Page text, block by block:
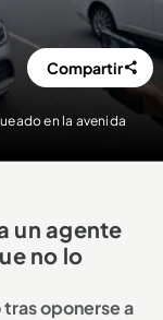
en la avenida
Compartir
un agente
no lo
oponerse a